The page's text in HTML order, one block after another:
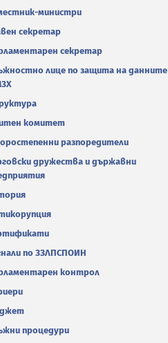
министри
секретар
секретар
лице по защита на данните
комитет
разпоредители
дружества и държавни
по ЗЗЛПСПОИН
контрол
процедури